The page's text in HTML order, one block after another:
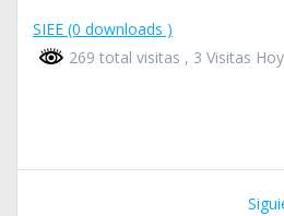
SIEE (0 downloads )
269 total visitas , 3 Visitas Hoy